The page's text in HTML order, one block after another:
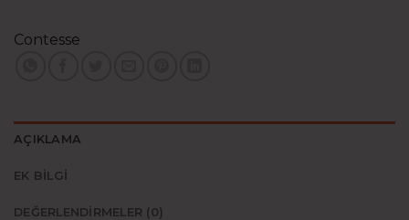
Contesse
AÇIKLAMA
EK BILGI
DEĞERLENDIRMELER (0)